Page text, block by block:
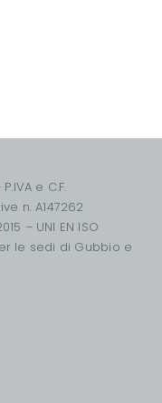
e C.F.
n. A147262
– UNI EN ISO
per le sedi di Gubbio e